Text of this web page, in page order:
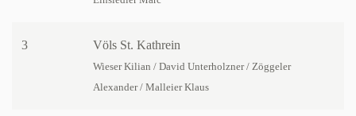
3 Völs St. Kathrein
Wieser Kilian / David Unterholzner / Zöggeler
Alexander / Malleier Klaus